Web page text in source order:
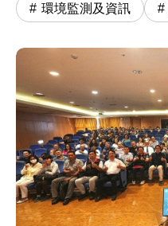
環境監測及資訊